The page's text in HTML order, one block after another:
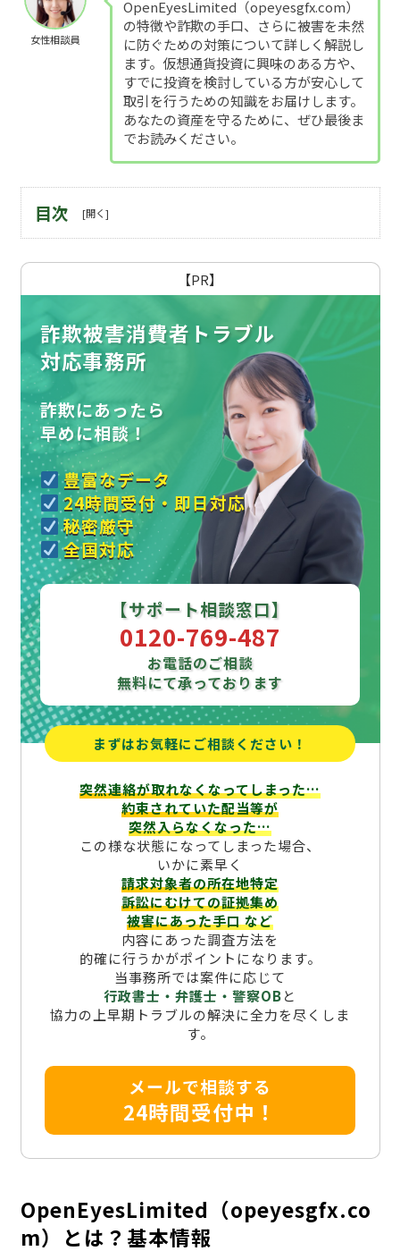
女性相談員
OpenEyesLimited（opeyesgfx.com）
の特徴や詐欺の手口、さらに被害を未然
に防ぐための対策について詳しく解説し
ます。仮想通貨投資に興味のある方や、
すでに投資を検討している方が安心して
取引を行うための知識をお届けします。
あなたの資産を守るために、ぜひ最後ま
でお読みください。
目次
【PR】
詐欺被害消費者トラブル
対応事務所
詐欺にあったら
早めに相談！
豊富なデータ
24時間受付・即日対応
秘密厳守
全国対応
【サポート相談窓口】
0120-769-487
お電話のご相談
無料にて承っております
まずはお気軽にご相談ください！
突然連絡が取れなくなってしまった…
約束されていた配当等が
突然入らなくなった…
この様な状態になってしまった場合、
いかに素早く
請求対象者の所在地特定
訴訟にむけての証拠集め
被害にあった手口など
内容にあった調査方法を
的確に行うかがポイントになります。
当事務所では案件に応じて
行政書士・弁護士・警察OBと
協力の上早期トラブルの解決に全力を尽くしま
す。
メールで相談する
24時間受付中！
OpenEyesLimited（opeyesgfx.co
m）とは？基本情報